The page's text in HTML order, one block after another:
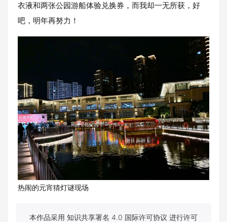
衣液和两张公园游船体验兑换券，而我却一无所获，好
吧，明年再努力！
热闹的元宵猜灯谜现场
本作品采用 知识共享署名 4.0 国际许可协议 进行许可